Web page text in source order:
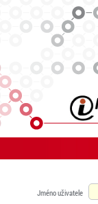
Jméno uživatele